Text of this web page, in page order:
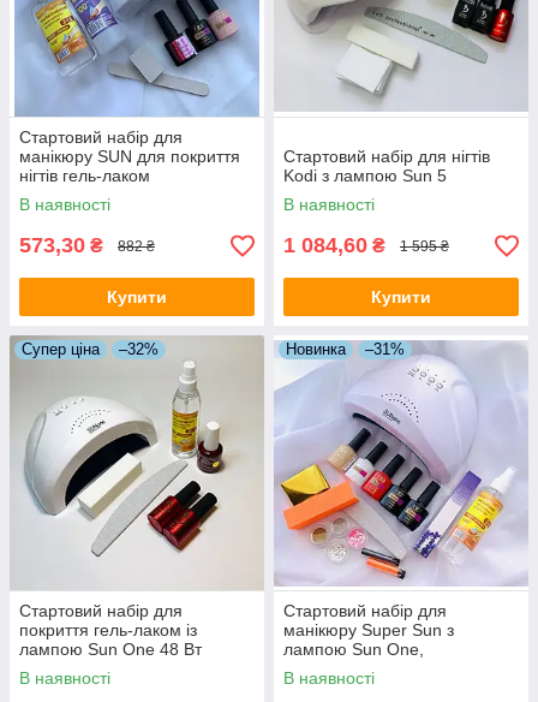
Стартовий набір для
манікюру SUN для покриття
нігтів гель-лаком
В наявності
573,30 ₴ 882 ₴
Купити
Стартовий набір для нігтів
Kodi з лампою Sun 5
В наявності
1 084,60 ₴ 1 595 ₴
Купити
Супер ціна –32%
Стартовий набір для
покриття гель-лаком із
лампою Sun One 48 Вт
В наявності
Новинка –31%
Стартовий набір для
манікюру Super Sun з
лампою Sun One,
матеріалами та декором
В наявності